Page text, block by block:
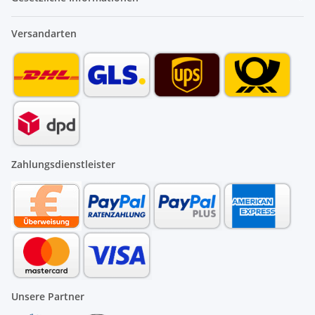
Versandarten
Zahlungsdienstleister
Unsere Partner